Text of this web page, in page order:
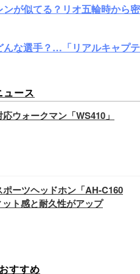
が似てる？リオ五輪時から密
な選手？…「リアルキャプテ
ュース
ウォークマン「WS410」
ポーツヘッドホン「AH-C160
ト感と耐久性がアップ
すすめ